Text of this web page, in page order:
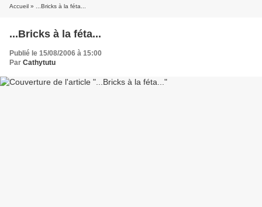
Accueil » ...Bricks à la féta...
...Bricks à la féta...
Publié le 15/08/2006 à 15:00
Par Cathytutu